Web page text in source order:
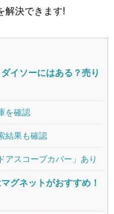
解決できます!
イソーにはある？売り
を確認
結果も確認
アスコープカバー」あり
グネットがおすすめ！